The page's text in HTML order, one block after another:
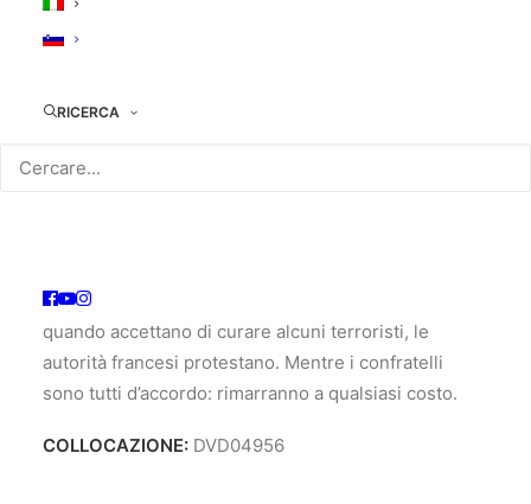
RICERCA
Otto monaci cistercensi francesi vivono
Vicini agli abitanti del villaggio, partecipano
peggiora. I monaci provano ad andare avanti ma
quando accettano di curare alcuni terroristi, le
autorità francesi protestano. Mentre i confratelli
sono tutti d’accordo: rimarranno a qualsiasi costo.
COLLOCAZIONE: DVD04956